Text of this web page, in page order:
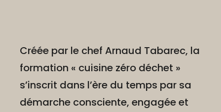
Créée par le chef Arnaud Tabarec, la
formation « cuisine zéro déchet »
s’inscrit dans l’ère du temps par sa
démarche consciente, engagée et